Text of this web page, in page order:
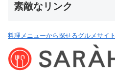
素敵なリンク
料理メニューから探せるグルメサイト